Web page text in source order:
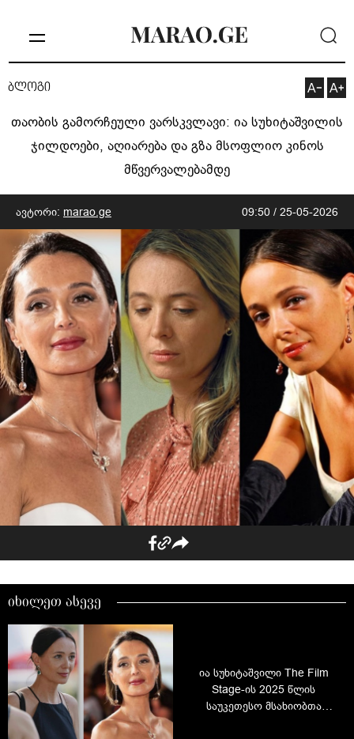
ბლოგი
თაობის გამორჩეული ვარსკვლავი: ია სუხიტაშვილის
ჯილდოები, აღიარება და გზა მსოფლიო კინოს
მწვერვალებამდე
ავტორი: marao.ge 09:50 / 25-05-2026
იხილეთ ასევე
ია სუხიტაშვილი The Film
Stage-ის 2025 წლის
საუკეთესო მსახიობთა